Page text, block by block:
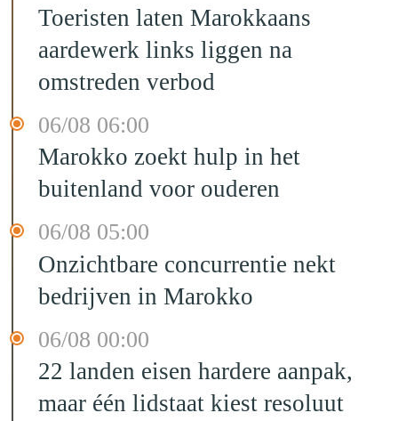
Toeristen laten Marokkaans
aardewerk links liggen na
omstreden verbod
06/08 06:00
Marokko zoekt hulp in het
buitenland voor ouderen
06/08 05:00
Onzichtbare concurrentie nekt
bedrijven in Marokko
06/08 00:00
22 landen eisen hardere aanpak,
maar één lidstaat kiest resoluut